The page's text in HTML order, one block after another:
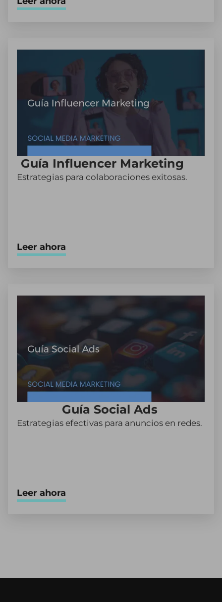
Guía Influencer Marketing
Estrategias para colaboraciones exitosas.
Leer ahora
Guía Social Ads
Estrategias efectivas para anuncios en redes.
Leer ahora